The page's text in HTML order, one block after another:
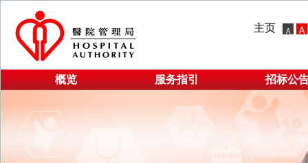
主页
概览 服务指引 招标公